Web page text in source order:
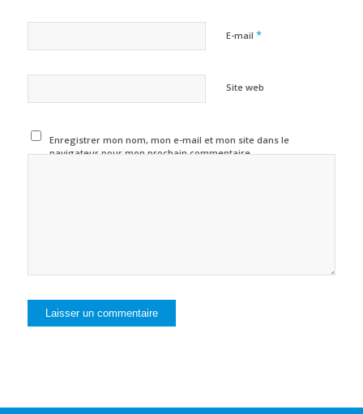
E-mail *
Site web
Enregistrer mon nom, mon e-mail et mon site dans le
navigateur pour mon prochain commentaire.